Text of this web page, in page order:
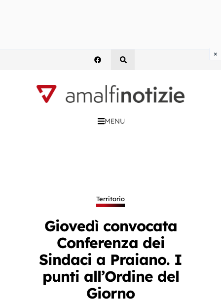
MENU
Territorio
Giovedì convocata
Conferenza dei
Sindaci a Praiano. I
punti all’Ordine del
Giorno
×